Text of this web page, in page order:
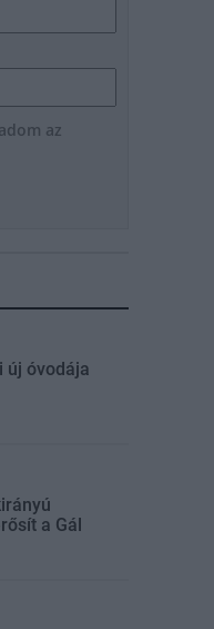
az
új óvodája
a Gál